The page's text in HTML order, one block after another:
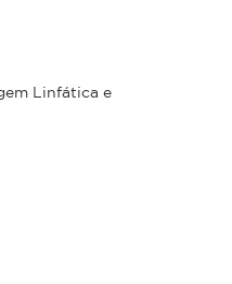
Linfática e